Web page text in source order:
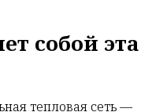
собой эта
тепловая сеть —